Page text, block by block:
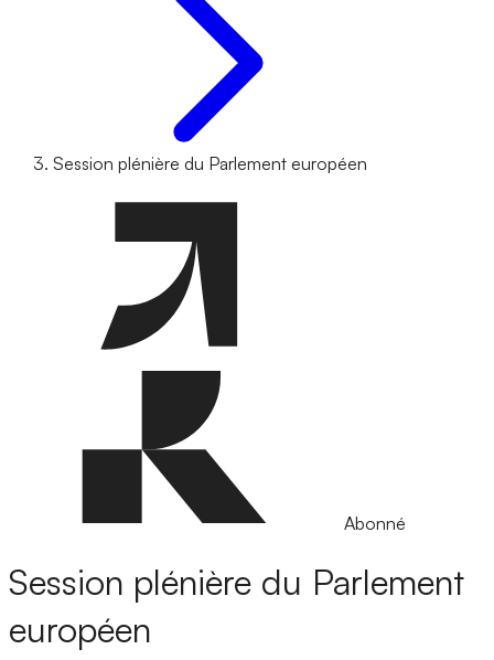
Session plénière du Parlement européen
Abonné
Session plénière du Parlement
européen